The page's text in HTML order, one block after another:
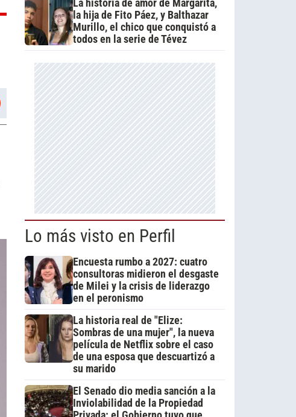
La historia de amor de Margarita,
la hija de Fito Páez, y Balthazar
Murillo, el chico que conquistó a
todos en la serie de Tévez
Lo más visto en Perfil
Encuesta rumbo a 2027: cuatro
consultoras midieron el desgaste
de Milei y la crisis de liderazgo
en el peronismo
La historia real de "Elize:
Sombras de una mujer", la nueva
película de Netflix sobre el caso
de una esposa que descuartizó a
su marido
El Senado dio media sanción a la
Inviolabilidad de la Propiedad